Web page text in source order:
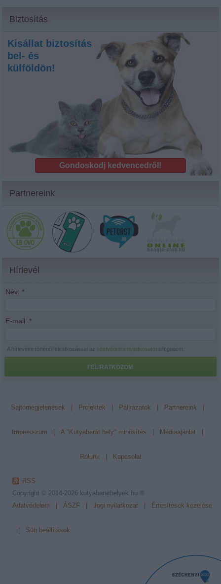
Biztosítás
Kisállat biztosítás
bel- és
külföldön!
Gondoskodj kedvencedről!
Partnereink
Hírlevél
Név: *
E-mail: *
A hírlevélre történő feliratkozással azadatvédelmi nyilatkozatot elfogadom.
FELIRATKOZOM
Sajtómegjelenések Projektek Pályázatok Partnereink
Impresszum A "Kutyabarát hely" minősítés Médiaajánlat
Rólunk Kapcsolat
RSS
Copyright © 2014-2026 kutyabarathelyek.hu ®
Adatvédelem
ÁSZF Jogi nyilatkozat Értesítések kezelése
Süti beállítások